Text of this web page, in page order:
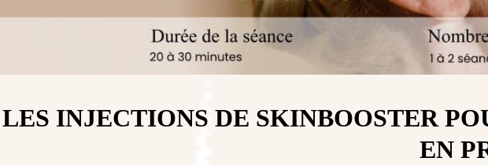
LES INJECTIONS DE SKINBOOSTER
EN